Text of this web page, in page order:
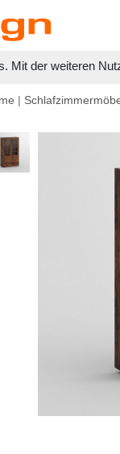
Mit der weiteren
|